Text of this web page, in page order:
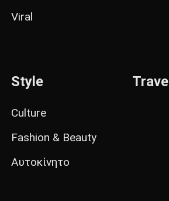
Viral
Style
Culture
Fashion & Beauty
Αυτοκίνητο
Travel